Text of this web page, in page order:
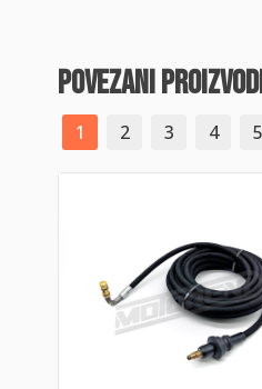
povezani
1 2 3 4 5